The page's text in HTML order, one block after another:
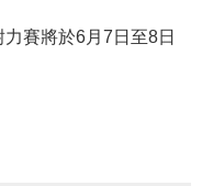
賽將於6月7日至8日